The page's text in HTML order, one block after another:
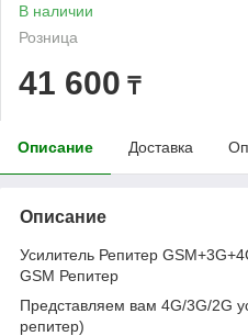
В наличии
Розница
41 600 ₸
Описание Доставка
Описание
Усилитель Репитер
GSM Репитер
Представляем вам 4G/3G/2G
репитер)